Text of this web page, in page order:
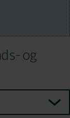
og